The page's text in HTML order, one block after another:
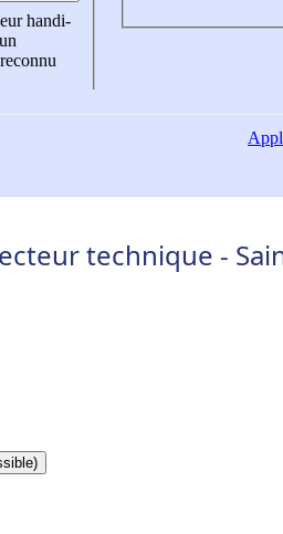
handi-
technique -